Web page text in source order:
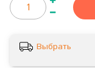
Выбрать